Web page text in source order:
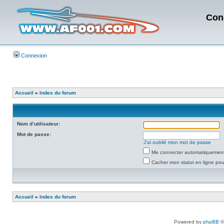
Connexion
Accueil » Index du forum
Nom d’utilisateur:
Mot de passe:
J’ai oublié mon mot de passe
Me connecter
Cacher mon statut en ligne
Accueil » Index du forum
Powered by phpBB